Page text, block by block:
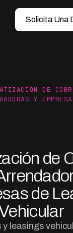
Solicita Una
DE
Y
de
de
y leasings